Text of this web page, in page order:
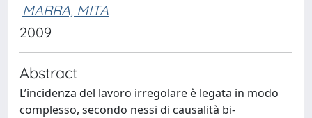
MARRA, MITA
2009
Abstract
L’incidenza del lavoro irregolare è legata in modo
complesso, secondo nessi di causalità bi-